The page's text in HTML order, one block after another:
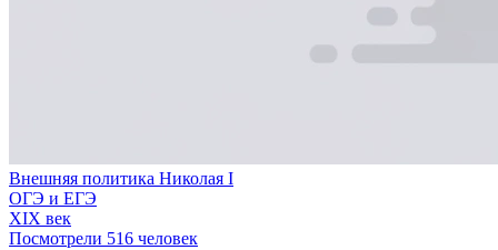
Внешняя политика Николая I
ОГЭ и ЕГЭ
XIX век
Посмотрели 516 человек